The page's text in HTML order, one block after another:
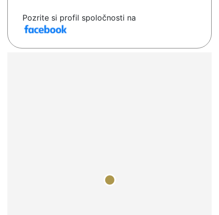
Pozrite si profil spoločnosti na